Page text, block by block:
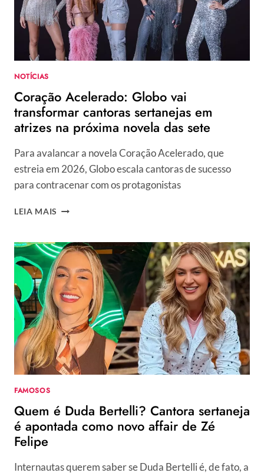
CASTELA
NA
ABERTURA
DA
NFL!
NOTÍCIAS
Coração Acelerado: Globo vai
transformar cantoras sertanejas em
atrizes na próxima novela das sete
Para avalancar a novela Coração Acelerado, que
estreia em 2026, Globo escala cantoras de sucesso
para contracenar com os protagonistas
LEIA MAIS CORAÇÃO
VAI
TRANSFORMAR
CANTORAS
SERTANEJAS
EM
ATRIZES
NA
PRÓXIMA
NOVELA
DAS
SETE
FAMOSOS
Quem é Duda Bertelli? Cantora sertaneja
é apontada como novo affair de Zé
Felipe
Internautas querem saber se Duda Bertelli é, de fato, a